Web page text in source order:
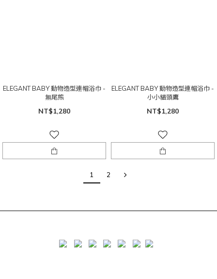
ELEGANT BABY 動物造型連帽浴巾 -
無尾熊
NT$1,280
ELEGANT BABY 動物造型連帽浴巾 -
小小貓頭鷹
NT$1,280
1 2